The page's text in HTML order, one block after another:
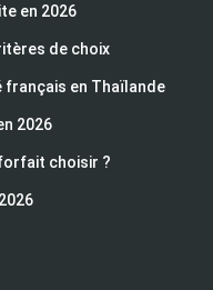
en 2026
de choix
français en Thaïlande
2026
choisir ?